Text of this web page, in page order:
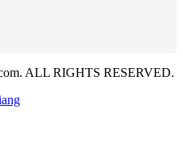
ALL RIGHTS RESERVED.